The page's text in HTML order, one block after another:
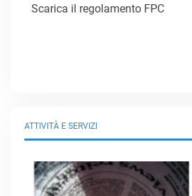
Scarica il regolamento FPC
ATTIVITÀ E SERVIZI